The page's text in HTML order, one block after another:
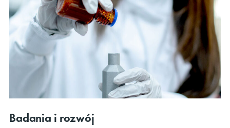
Badania i rozwój